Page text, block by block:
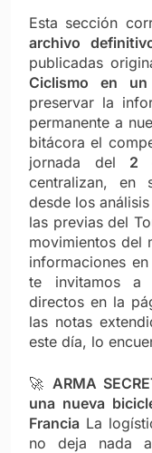
Esta sección
archivo
publicadas
Ciclismo en
preservar la
permanente a
bitácora el
jornada del 2
centralizan, en
desde los
las previas del
movimientos del
informaciones
te invitamos a
directos en la
las notas
este día, lo
🚀 ARMA
una nueva
Francia La
no deja nada